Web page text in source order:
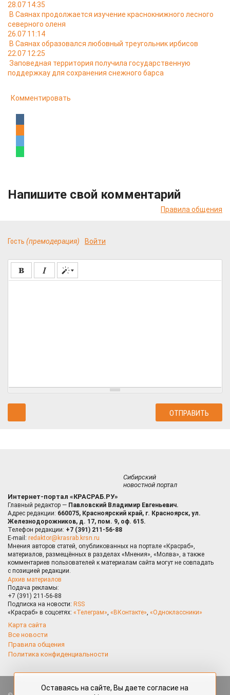
28.07 14:35
В Саянах продолжается изучение краснокнижного лесного
северного оленя
26.07 11:14
В Саянах образовался любовный треугольник ирбисов
22.07 12:25
Заповедная территория получила государственную
поддержкау для сохранения снежного барса
Комментировать
Напишите свой комментарий
Правила общения
Гость (премодерация) Войти
Сибирский
новостной портал
Интернет-портал «КРАСРАБ.РУ»
Главный редактор — Павловский Владимир Евгеньевич.
Адрес редакции: 660075, Красноярский край, г. Красноярск, ул.
Железнодорожников, д. 17, пом. 9, оф. 615.
Телефон редакции: +7 (391) 211-56-88
E-mail: redaktor@krasrab.krsn.ru
Мнения авторов статей, опубликованных на портале «Красраб»,
материалов, размещённых в разделах «Мнения», «Молва», а также
комментариев пользователей к материалам сайта могут не совпадать
с позицией редакции.
Архив материалов
Подача рекламы:
+7 (391) 211-56-88
Подписка на новости: RSS
«Красраб» в соцсетях: «Телеграм», «ВКонтакте», «Одноклассники»
Карта сайта
Все новости
Правила общения
Политика конфиденциальности
Оставаясь на сайте, Вы даете согласие на